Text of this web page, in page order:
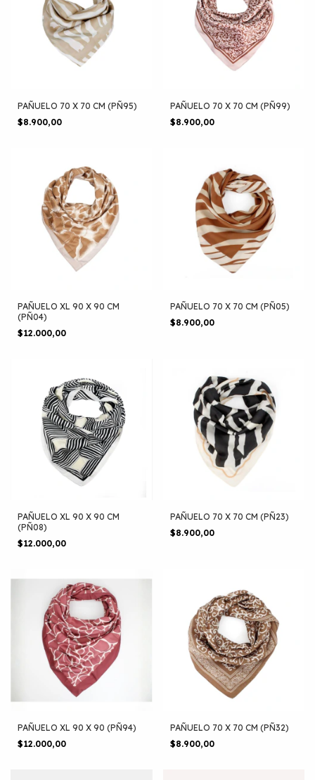
PAÑUELO 70 X 70 CM (PÑ95)
$8.900,00
PAÑUELO 70 X 70 CM (PÑ99)
$8.900,00
PAÑUELO XL 90 X 90 CM
(PÑ04)
$12.000,00
PAÑUELO 70 X 70 CM (PÑ05)
$8.900,00
PAÑUELO XL 90 X 90 CM
(PÑ08)
$12.000,00
PAÑUELO 70 X 70 CM (PÑ23)
$8.900,00
PAÑUELO XL 90 X 90 (PÑ94)
$12.000,00
PAÑUELO 70 X 70 CM (PÑ32)
$8.900,00